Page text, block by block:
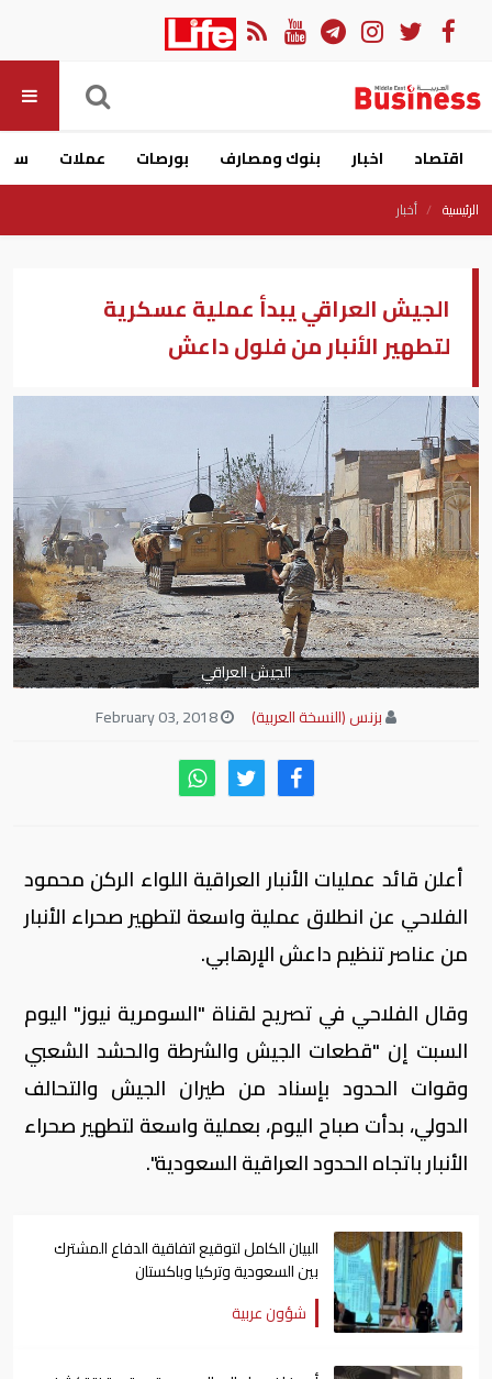
اقتصاد اخبار بنوك ومصارف بورصات عملات
الرئيسية أخبار
الجيش العراقي يبدأ عملية عسكرية
لتطهير الأنبار من فلول داعش
الجيش العراقي
بزنس (النسخة العربية)
أعلن قائد عمليات الأنبار العراقية اللواء الركن محمود
الفلاحي عن انطلاق عملية واسعة لتطهير صحراء الأنبار
من عناصر تنظيم داعش الإرهابي.
وقال الفلاحي في تصريح لقناة "السومرية نيوز" اليوم
السبت إن "قطعات الجيش والشرطة والحشد الشعبي
وقوات الحدود بإسناد من طيران الجيش والتحالف
الدولي، بدأت صباح اليوم، بعملية واسعة لتطهير صحراء
الأنبار باتجاه الحدود العراقية السعودية".
البيان الكامل لتوقيع اتفاقية الدفاع المشترك
بين السعودية وتركيا وباكستان
شؤون عربية